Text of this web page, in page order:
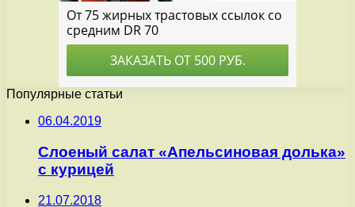
Популярные статьи
06.04.2019
Слоеный салат «Апельсиновая долька»
с курицей
21.07.2018